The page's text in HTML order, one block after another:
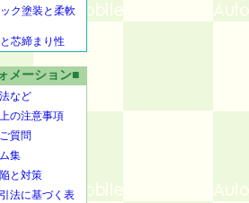
ク塗装と柔軟
芯締まり性
メーション■
など
の注意事項
質問
集
と対策
法に基づく表